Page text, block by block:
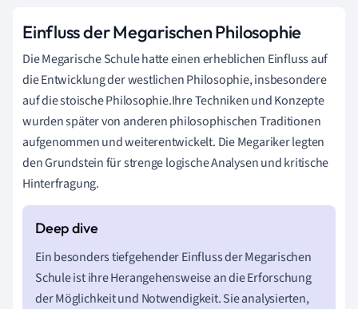
Einfluss der Megarischen Philosophie
Die Megarische Schule hatte einen erheblichen Einfluss auf
die Entwicklung der westlichen Philosophie, insbesondere
auf die stoische Philosophie.Ihre Techniken und Konzepte
wurden später von anderen philosophischen Traditionen
aufgenommen und weiterentwickelt. Die Megariker legten
den Grundstein für strenge logische Analysen und kritische
Hinterfragung.
Ein besonders tiefgehender Einfluss der Megarischen
Schule ist ihre Herangehensweise an die Erforschung
der Möglichkeit und Notwendigkeit. Sie analysierten,